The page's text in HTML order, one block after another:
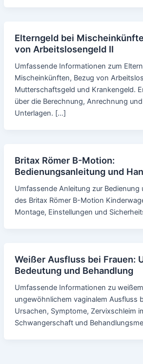
Elterngeld bei
von Arbeitslosengeld II
Umfassende Informationen zum
Mischeinkünften, Bezug von
Mutterschaftsgeld und Krankengeld.
über die Berechnung, Anrechnung
Unterlagen. […]
Britax Römer B-Motion:
Bedienungsanleitung und
Umfassende Anleitung zur Bedienung
des Britax Römer B-Motion
Montage, Einstellungen und
Weißer Ausfluss bei Frauen:
Bedeutung und Behandlung
Umfassende Informationen zu
ungewöhnlichem vaginalem Ausfluss
Ursachen, Symptome, Zervixschleim
Schwangerschaft und